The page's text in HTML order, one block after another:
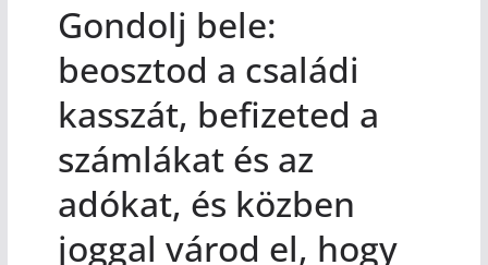
Gondolj bele:
beosztod a családi
kasszát, befizeted a
számlákat és az
adókat, és közben
joggal várod el, hogy